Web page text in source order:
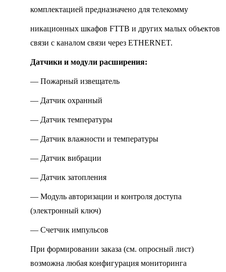
комплектацией предназначено для телекомму
никационных шкафов FTTB и других малых объектов
связи с каналом связи через ETHERNET.
Датчики и модули расширения:
— Пожарный извещатель
— Датчик охранный
— Датчик температуры
— Датчик влажности и температуры
— Датчик вибрации
— Датчик затопления
— Модуль авторизации и контроля доступа
(электронный ключ)
— Счетчик импульсов
При формировании заказа (см. опросный лист)
возможна любая конфигурация мониторинга